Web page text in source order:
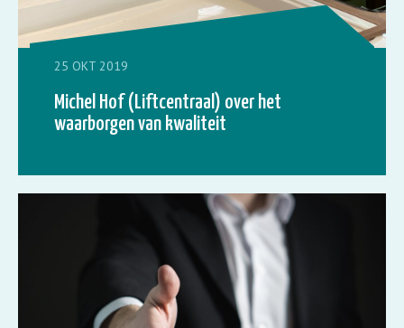
25 OKT 2019
Michel Hof (Liftcentraal) over het
waarborgen van kwaliteit